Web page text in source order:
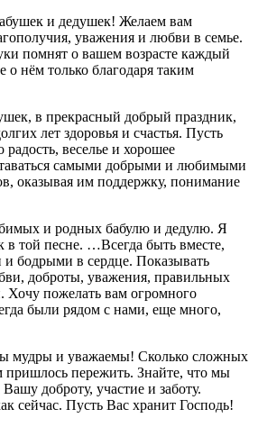
и дедушек! Желаем вам
уважения и любви в семье.
помнят о вашем возрасте каждый
о нём только благодаря таким
в прекрасный добрый праздник,
лет здоровья и счастья. Пусть
веселье и хорошее
самыми добрыми и любимыми
оказывая им поддержку, понимание
и родных бабулю и дедулю. Я
в той песне. …Всегда быть вместе,
бодрыми в сердце. Показывать
доброты, уважения, правильных
Хочу пожелать вам огромного
были рядом с нами, еще много,
мудры и уважаемы! Сколько сложных
пережить. Знайте, что мы
доброту, участие и заботу.
сейчас. Пусть Вас хранит Господь!